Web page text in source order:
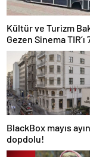
Kültür ve Turizm
Gezen Sinema TIR’ı
ilçeye ulaştı
BlackBox mayıs
dopdolu!